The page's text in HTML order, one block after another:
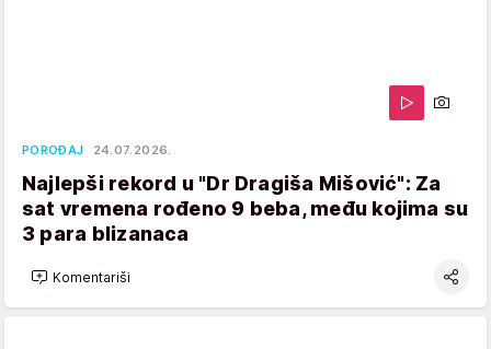
POROĐAJ 24.07.2026.
Najlepši rekord u "Dr Dragiša Mišović": Za
sat vremena rođeno 9 beba, među kojima su
3 para blizanaca
Komentariši